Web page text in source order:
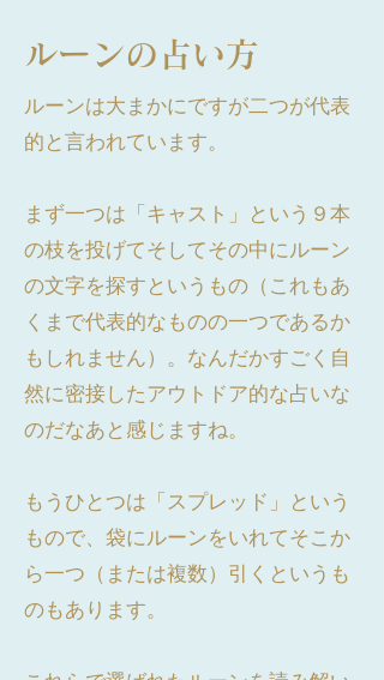
ルーンの占い方
ルーンは大まかにですが二つが代表
的と言われています。
まず一つは「キャスト」という９本
の枝を投げてそしてその中にルーン
の文字を探すというもの（これもあ
くまで代表的なものの一つであるか
もしれません）。なんだかすごく自
然に密接したアウトドア的な占いな
のだなあと感じますね。
もうひとつは「スプレッド」という
もので、袋にルーンをいれてそこか
ら一つ（または複数）引くというも
のもあります。